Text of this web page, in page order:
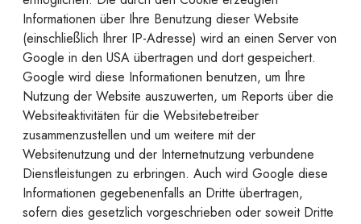
Informationen über Ihre Benutzung dieser Website
(einschließlich Ihrer IP-Adresse) wird an einen Server von
Google in den USA übertragen und dort gespeichert.
Google wird diese Informationen benutzen, um Ihre
Nutzung der Website auszuwerten, um Reports über die
Websiteaktivitäten für die Websitebetreiber
zusammenzustellen und um weitere mit der
Websitenutzung und der Internetnutzung verbundene
Dienstleistungen zu erbringen. Auch wird Google diese
Informationen gegebenenfalls an Dritte übertragen,
sofern dies gesetzlich vorgeschrieben oder soweit Dritte